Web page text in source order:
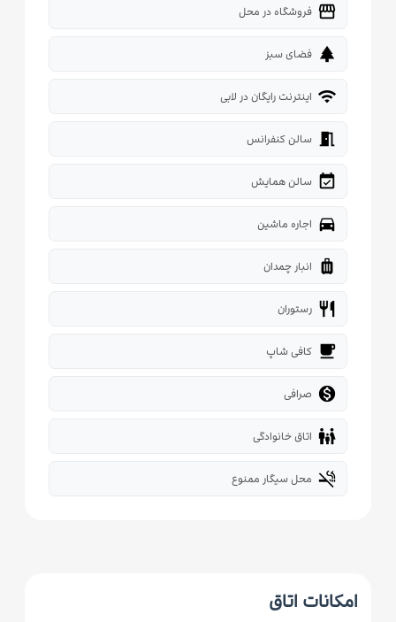
storefront فروشگاه در محل
park فضای سبز
wifi اینترنت رایگان در لابی
meeting_room سالن کنفرانس
event_available سالن همایش
directions_car اجاره ماشین
luggage انبار چمدان
restaurant رستوران
local_cafe کافی شاپ
 صرافی
family_restroom اتاق خانوادگی
smoke_free محل سیگار ممنوع
امکانات اتاق